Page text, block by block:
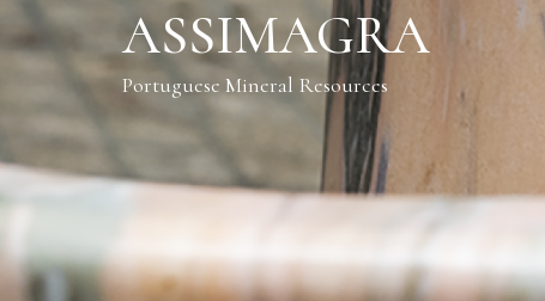
ASSIMAGRA
Portuguese Mineral Resources